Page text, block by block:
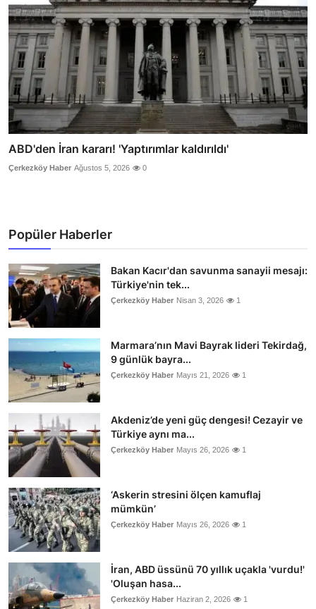
ABD'den İran kararı! 'Yaptırımlar kaldırıldı'
Çerkezköy Haber Ağustos 5, 2026 0
Popüler Haberler
Bakan Kacır'dan savunma sanayii mesajı:
Türkiye'nin tek...
Çerkezköy Haber Nisan 3, 2026 1
Marmara’nın Mavi Bayrak lideri Tekirdağ,
9 günlük bayra...
Çerkezköy Haber Mayıs 21, 2026 1
Akdeniz’de yeni güç dengesi! Cezayir ve
Türkiye aynı ma...
Çerkezköy Haber Mayıs 26, 2026 1
‘Askerin stresini ölçen kamuflaj
mümkün’
Çerkezköy Haber Mayıs 26, 2026 1
İran, ABD üssünü 70 yıllık uçakla 'vurdu!'
'Oluşan hasa...
Çerkezköy Haber Haziran 2, 2026 1